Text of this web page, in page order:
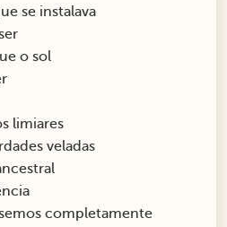
se instalava
o sol
limiares
veladas
completamente